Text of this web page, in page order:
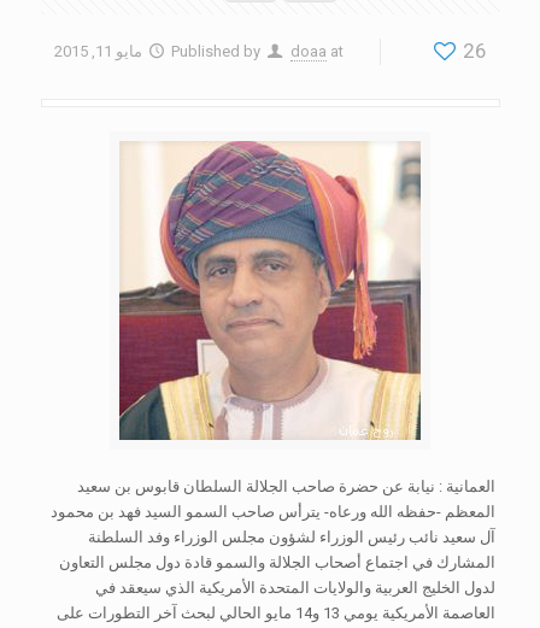
26
Published by doaa at مايو 11, 2015
العمانية : نيابة عن حضرة صاحب الجلالة السلطان قابوس بن سعيد
المعظم -حفظه الله ورعاه- يترأس صاحب السمو السيد فهد بن محمود
آل سعيد نائب رئيس الوزراء لشؤون مجلس الوزراء وفد السلطنة
المشارك في اجتماع أصحاب الجلالة والسمو قادة دول مجلس التعاون
لدول الخليج العربية والولايات المتحدة الأمريكية الذي سيعقد في
العاصمة الأمريكية يومي 13 و14 مايو الحالي لبحث آخر التطورات على